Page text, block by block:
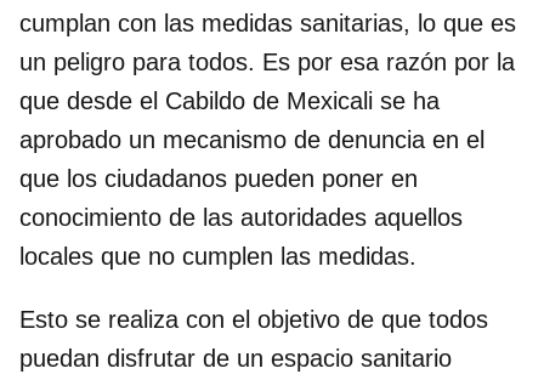
cumplan con las medidas sanitarias, lo que es
un peligro para todos. Es por esa razón por la
que desde el Cabildo de Mexicali se ha
aprobado un mecanismo de denuncia en el
que los ciudadanos pueden poner en
conocimiento de las autoridades aquellos
locales que no cumplen las medidas.
Esto se realiza con el objetivo de que todos
puedan disfrutar de un espacio sanitario